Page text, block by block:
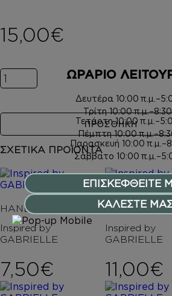
15,00€
Inspired by GABRIELLE ποσότητα
ΠΡΟΣΘΗΚΗ
ΣΧΕΤΙΚΑ ΠΡΟΪΟΝΤΑ
HAND CREAM
Inspired by
GABRIELLE
7,50€
HAIR MIST
Inspired by
GABRIELLE
11,00€
ΩΡΑΡΙΟ
Δευτέρα 10:00
Τρίτη10:00 π.μ.–8:30
Τετάρτη10:00
Πέμπτη10:00
Παρασκευή 10:00
Σάββατο 10:00
ΕΠΙΣΚΕΦΘΕΙΤΕ
ΚΑΛΕΣΤΕ